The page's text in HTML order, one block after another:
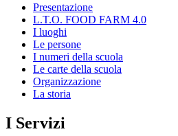
Presentazione
L.T.O. FOOD FARM 4.0
I luoghi
Le persone
I numeri della scuola
Le carte della scuola
Organizzazione
La storia
I Servizi